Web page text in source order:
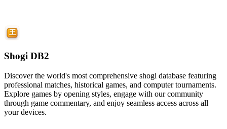
Shogi DB2
Discover the world's most comprehensive shogi database featuring
professional matches, historical games, and computer tournaments.
Explore games by opening styles, engage with our community
through game commentary, and enjoy seamless access across all
your devices.